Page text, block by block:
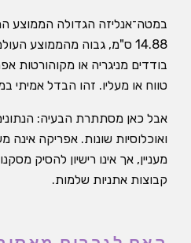
במטה־אנליזה הגדולה הממוצע
14.88 ס"מ, גבוה מהממוצע
בודדים מניגריה או מקוהורטות
טווח או מעליו. זהו הבדל אמיתי
אבל כאן מסתתרת הבעיה: הנתונים
ואוכלוסיות שונות. אפריקה
מעניין, אך אינו רישיון להסיק
קבוצות אתניות שלמות.